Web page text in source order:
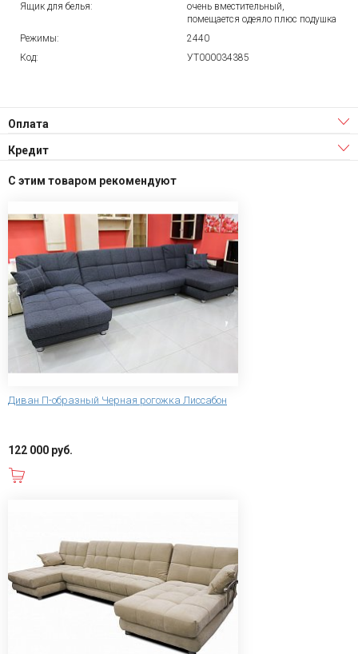
Ящик для белья:
очень вместительный,
помещается одеяло плюс подушка
Режимы:
2440
Код:
УТ000034385
Оплата
Кредит
С этим товаром рекомендуют
Диван П-образный Черная рогожка Лиссабон
122 000 руб.